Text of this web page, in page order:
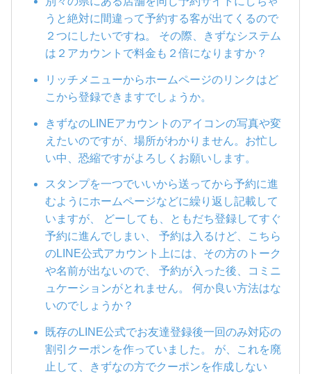
うと絶対に間違って予約する客が出てくるので
２つにしたいですね。 その際、きずなシステム
は２アカウントで料金も２倍になりますか？
リッチメニューからホームページのリンクはど
こから登録できますでしょうか。
きずなのLINEアカウントのアイコンの写真や変
えたいのですが、場所がわかりません。お忙し
い中、恐縮ですがよろしくお願いします。
スタンプを一つでいいから送ってから予約に進
むようにホームページなどに繰り返し記載して
いますが、 どーしても、ともだち登録してすぐ
予約に進んでしまい、 予約は入るけど、こちら
のLINE公式アカウント上には、その方のトーク
や名前が出ないので、 予約が入った後、コミニ
ュケーションがとれません。 何か良い方法はな
いのでしょうか？
既存のLINE公式でお友達登録後一回のみ対応の
割引クーポンを作っていました。 が、これを廃
止して、きずなの方でクーポンを作成しない